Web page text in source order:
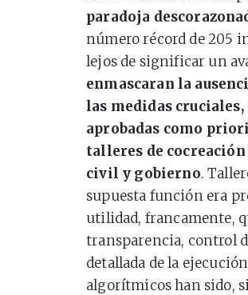
paradoja
número récord de 205
lejos de significar un
enmascaran la
las medidas cruciales,
aprobadas como
talleres de
civil y gobierno.
supuesta función era
utilidad, francamente,
transparencia, control
detallada de la
algorítmicos han sido,